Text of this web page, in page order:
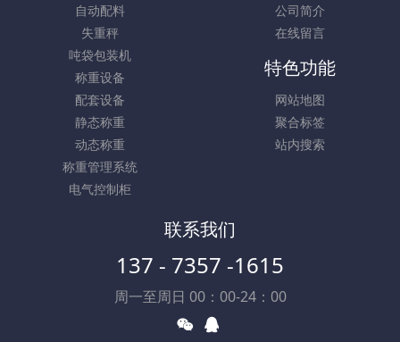
自动配料
失重秤
吨袋包装机
称重设备
配套设备
静态称重
动态称重
称重管理系统
电气控制柜
公司简介
在线留言
特色功能
网站地图
聚合标签
站内搜索
联系我们
137 - 7357 -1615
周一至周日 00：00-24：00